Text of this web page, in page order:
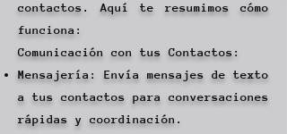
contactos. Aquí te resumimos cómo
funciona:
Comunicación con tus Contactos:
Mensajería: Envía mensajes de texto
a tus contactos para conversaciones
rápidas y coordinación.